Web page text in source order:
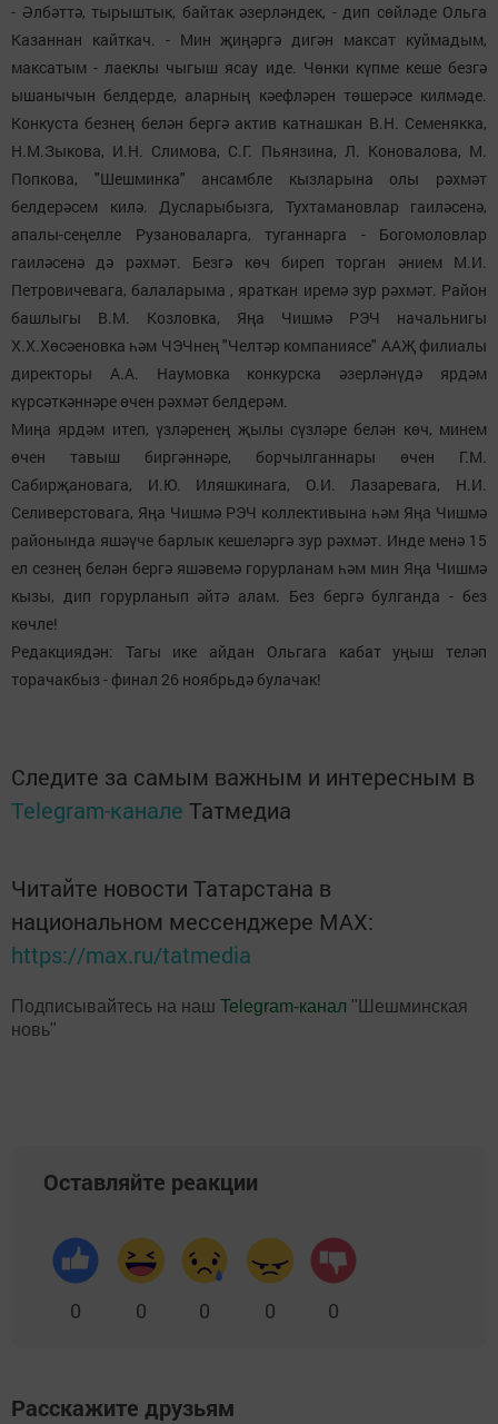
- Әлбәттә, тырыштык, байтак әзерләндек, - дип сөйләде Ольга
Казаннан кайткач. - Мин җиңәргә дигән максат куймадым,
максатым - лаеклы чыгыш ясау иде. Чөнки күпме кеше безгә
ышанычын белдерде, аларның кәефләрен төшерәсе килмәде.
Конкуста безнең белән бергә актив катнашкан В.Н. Семенякка,
Н.М.Зыкова, И.Н. Слимова, С.Г. Пьянзина, Л. Коновалова, М.
Попкова, "Шешминка" ансамбле кызларына олы рәхмәт
белдерәсем килә. Дусларыбызга, Тухтамановлар гаиләсенә,
апалы-сеңелле Рузановаларга, туганнарга - Богомоловлар
гаиләсенә дә рәхмәт. Безгә көч биреп торган әнием М.И.
Петровичевага, балаларыма , яраткан иремә зур рәхмәт. Район
башлыгы В.М. Козловка, Яңа Чишмә РЭЧ начальнигы
Х.Х.Хөсәеновка һәм ЧЭЧнең "Челтәр компаниясе" ААҖ филиалы
директоры А.А. Наумовка конкурска әзерләнүдә ярдәм
күрсәткәннәре өчен рәхмәт белдерәм.
Миңа ярдәм итеп, үзләренең җылы сүзләре белән көч, минем
өчен тавыш биргәннәре, борчылганнары өчен Г.М.
Сабирҗановага, И.Ю. Иляшкинага, О.И. Лазаревага, Н.И.
Селиверстовага, Яңа Чишмә РЭЧ коллективына һәм Яңа Чишмә
районында яшәүче барлык кешеләргә зур рәхмәт. Инде менә 15
ел сезнең белән бергә яшәвемә горурланам һәм мин Яңа Чишмә
кызы, дип горурланып әйтә алам. Без бергә булганда - без
көчле!
Редакциядән: Тагы ике айдан Ольгага кабат уңыш теләп
торачакбыз - финал 26 ноябрьдә булачак!
Следите за самым важным и интересным в
Telegram-канале Татмедиа
Читайте новости Татарстана в
национальном мессенджере MАХ:
https://max.ru/tatmedia
Подписывайтесь на наш Telegram-канал "Шешминская
новь"
Оставляйте реакции
0 0 0 0 0
Расскажите друзьям